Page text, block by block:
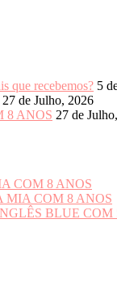
que recebemos? 5
27 de Julho, 2026
8 ANOS 27 de
COM 8 ANOS
MIA COM 8 ANOS
BLUE COM